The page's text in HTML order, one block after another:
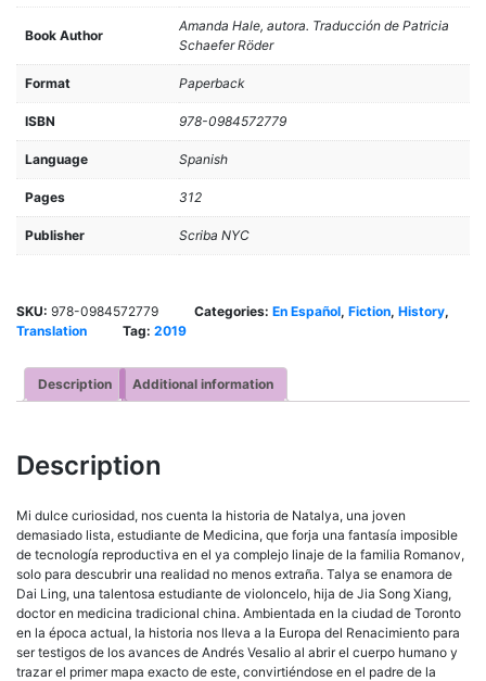
Book Author
Amanda Hale, autora. Traducción de Patricia
Schaefer Röder
Format Paperback
ISBN 978-0984572779
Language Spanish
Pages 312
Publisher Scriba NYC
SKU: 978-0984572779 Categories: En Español, Fiction, History,
Translation
Tag: 2019
Description Additional information
Description
Mi dulce curiosidad, nos cuenta la historia de Natalya, una joven
demasiado lista, estudiante de Medicina, que forja una fantasía imposible
de tecnología reproductiva en el ya complejo linaje de la familia Romanov,
solo para descubrir una realidad no menos extraña. Talya se enamora de
Dai Ling, una talentosa estudiante de violoncelo, hija de Jia Song Xiang,
doctor en medicina tradicional china. Ambientada en la ciudad de Toronto
en la época actual, la historia nos lleva a la Europa del Renacimiento para
ser testigos de los avances de Andrés Vesalio al abrir el cuerpo humano y
trazar el primer mapa exacto de este, convirtiéndose en el padre de la